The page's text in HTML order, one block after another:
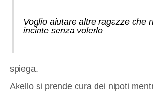
Voglio aiutare altre ragazze che
incinte senza volerlo
spiega.
Akello si prende cura dei nipoti